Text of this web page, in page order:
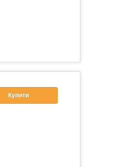
Купити